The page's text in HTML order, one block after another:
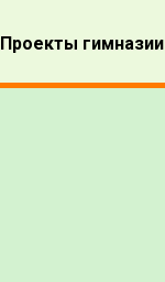
Проекты гимназии